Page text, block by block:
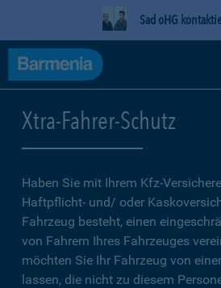
Sad oHG
Xtra-Fahrer-Schutz
Haben Sie mit Ihrem Kfz-
Haftpflicht- und/ oder
Fahrzeug besteht, einen
von Fahrern Ihres Fahrzeuges
möchten Sie Ihr Fahrzeug von
lassen, die nicht zu diesem